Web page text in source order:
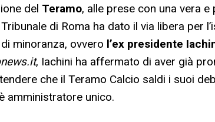
del Teramo, alle prese con una vera
di Roma ha dato il via libera per
minoranza, ovvero l’ex presidente
, Iachini ha affermato di aver già
che il Teramo Calcio saldi i suoi
amministratore unico.